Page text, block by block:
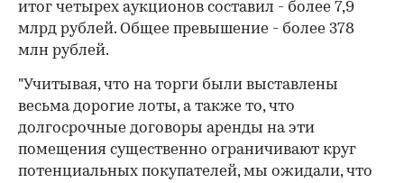
итог четырех аукционов составил - более 7,9
млрд рублей. Общее превышение - более 378
млн рублей.
"Учитывая, что на торги были выставлены
весьма дорогие лоты, а также то, что
долгосрочные договоры аренды на эти
помещения существенно ограничивают круг
потенциальных покупателей, мы ожидали, что